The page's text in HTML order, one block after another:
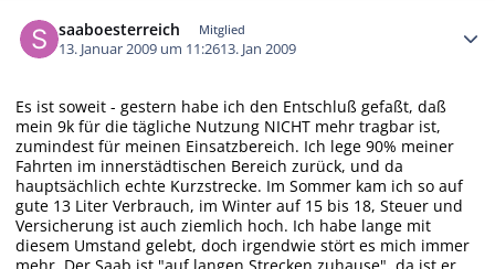
saaboesterreich Mitglied
13. Januar 2009 um 11:2613. Jan 2009
Es ist soweit - gestern habe ich den Entschluß gefaßt, daß
mein 9k für die tägliche Nutzung NICHT mehr tragbar ist,
zumindest für meinen Einsatzbereich. Ich lege 90% meiner
Fahrten im innerstädtischen Bereich zurück, und da
hauptsächlich echte Kurzstrecke. Im Sommer kam ich so auf
gute 13 Liter Verbrauch, im Winter auf 15 bis 18, Steuer und
Versicherung ist auch ziemlich hoch. Ich habe lange mit
diesem Umstand gelebt, doch irgendwie stört es mich immer